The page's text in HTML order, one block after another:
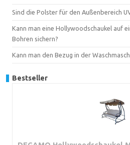
Sind die Polster für den Außenbereich
Kann man eine Hollywoodschaukel auf
Bohren sichern?
Kann man den Bezug in der
Bestseller